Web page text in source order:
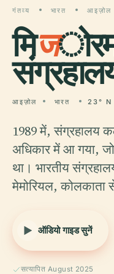
गंतव्य भारत आइज़ोल
मिजोरम
आइज़ोल भारत 23° N
1989 में, संग्रहालय
अधिकार में आ गया,
था। भारतीय
मेमोरियल, कोलकाता
ऑडियो गाइड सुनें
सत्यापित August 2025